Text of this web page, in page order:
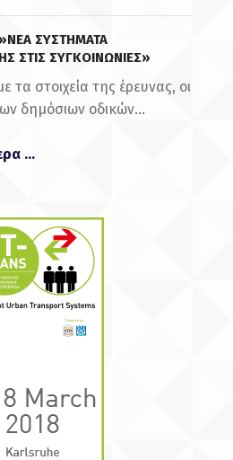
ΣΥΣΤΉΜΑΤΑ
ΣΤΙΣ ΣΥΓΚΟΙΝΩΝΊΕΣ»
τα στοιχεία της έρευνας, οι
δημόσιων οδικών...
...